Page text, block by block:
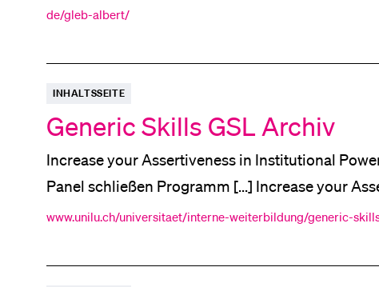
and the Computer
de/gleb-albert/
INHALTSSEITE
Generic Skills GSL Archiv
Increase your Assertiveness in Institutional
Panel schließen Programm [...] Increase your
With Sibyl Schädeli Akkordeon-Panel schließen I
www.unilu.ch/universitaet/interne-weiterbildung/generic-